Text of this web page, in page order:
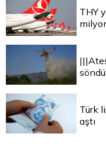
THY
Türk
aştı